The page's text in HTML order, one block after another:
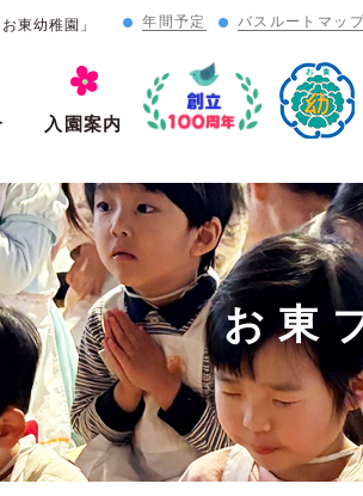
東幼稚園」 年間予定 バスルートマッ
入園案内
お東